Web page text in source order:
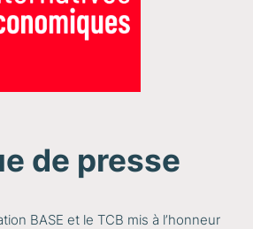
de presse
BASE et le TCB mis à l’honneur